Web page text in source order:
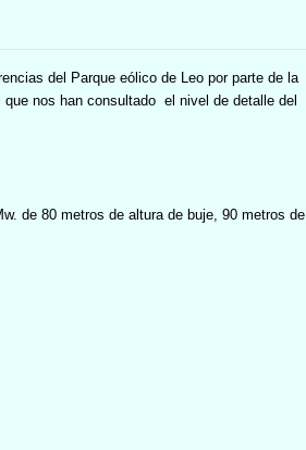
del Parque eólico de Leo por parte de la
nos han consultado el nivel de detalle del
de 80 metros de altura de buje, 90 metros de